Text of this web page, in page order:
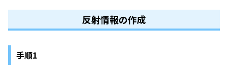
反射情報の作成
手順1